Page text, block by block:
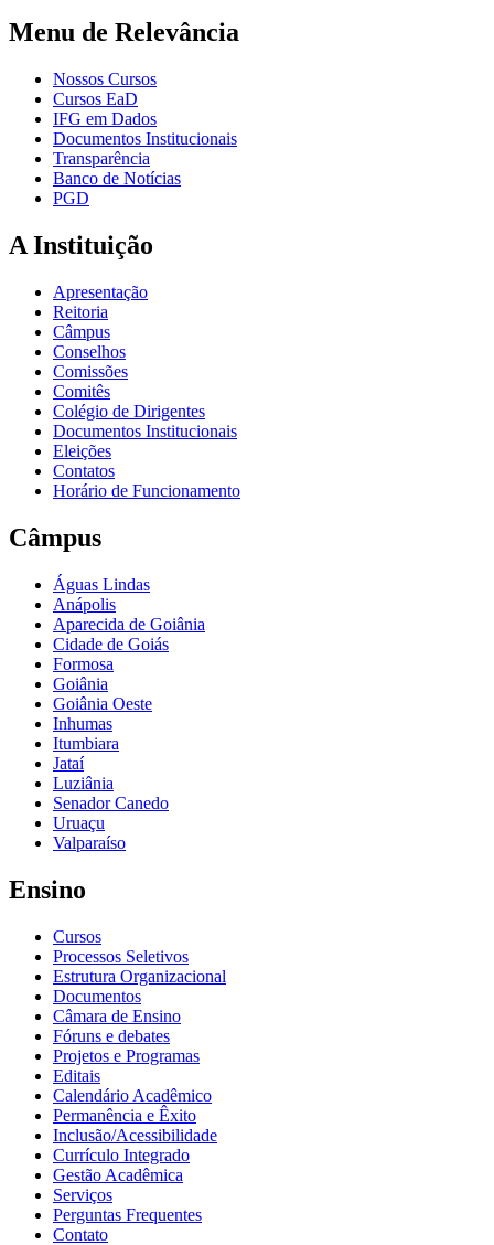
Menu de Relevância
Nossos Cursos
Cursos EaD
IFG em Dados
Documentos Institucionais
Transparência
Banco de Notícias
PGD
A Instituição
Apresentação
Reitoria
Câmpus
Conselhos
Comissões
Comitês
Colégio de Dirigentes
Documentos Institucionais
Eleições
Contatos
Horário de Funcionamento
Câmpus
Águas Lindas
Anápolis
Aparecida de Goiânia
Cidade de Goiás
Formosa
Goiânia
Goiânia Oeste
Inhumas
Itumbiara
Jataí
Luziânia
Senador Canedo
Uruaçu
Valparaíso
Ensino
Cursos
Processos Seletivos
Estrutura Organizacional
Documentos
Câmara de Ensino
Fóruns e debates
Projetos e Programas
Editais
Calendário Acadêmico
Permanência e Êxito
Inclusão/Acessibilidade
Currículo Integrado
Gestão Acadêmica
Serviços
Perguntas Frequentes
Contato